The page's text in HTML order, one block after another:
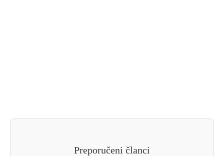
Preporučeni članci